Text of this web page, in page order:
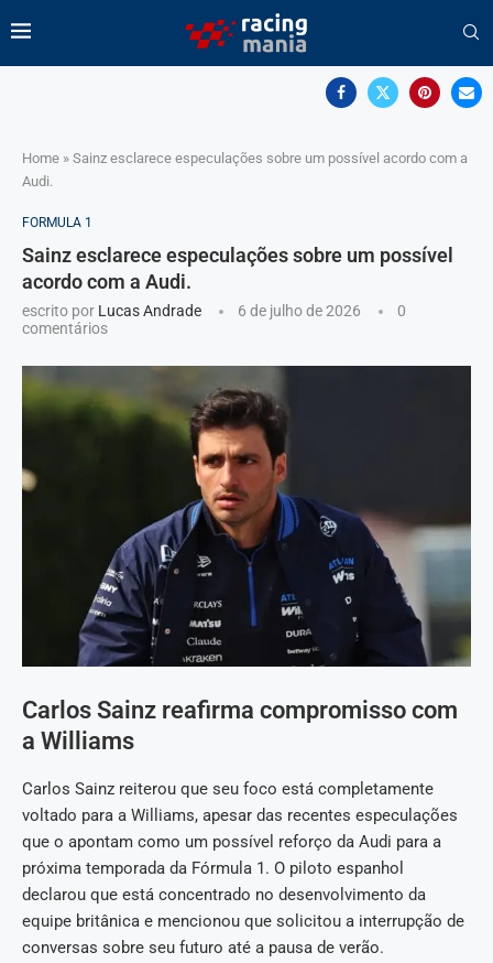
Home » Sainz esclarece especulações sobre um possível acordo com a
Audi.
FORMULA 1
Sainz esclarece especulações sobre um possível
acordo com a Audi.
escrito por Lucas Andrade 6 de julho de 2026
0
comentários
Carlos Sainz reafirma compromisso com
a Williams
Carlos Sainz reiterou que seu foco está completamente
voltado para a Williams, apesar das recentes especulações
que o apontam como um possível reforço da Audi para a
próxima temporada da Fórmula 1. O piloto espanhol
declarou que está concentrado no desenvolvimento da
equipe britânica e mencionou que solicitou a interrupção de
conversas sobre seu futuro até a pausa de verão.